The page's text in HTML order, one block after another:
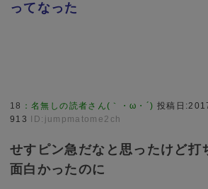
ってなった
18 ：名無しの読者さん(｀・ω・´) 投稿日
913
ID:jumpmatome2ch
せすピン急だなと思ったけど打
面白かったのに